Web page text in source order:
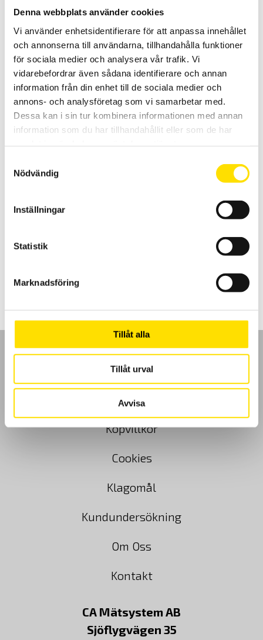
Denna webbplats använder cookies
Vi använder enhetsidentifierare för att anpassa innehållet
och annonserna till användarna, tillhandahålla funktioner
för sociala medier och analysera vår trafik. Vi
vidarebefordrar även sådana identifierare och annan
information från din enhet till de sociala medier och
annons- och analysföretag som vi samarbetar med.
Dessa kan i sin tur kombinera informationen med annan
information som du har tillhandahållit eller som de har
Nödvändig
Inställningar
Statistik
Marknadsföring
Tillåt alla
Tillåt urval
Avvisa
loggerfunktion
mätande multimetrar med IP67 vattentät klassning. Med
lågimpedansområde för mätning av spänning. Dessutom extra
funktioner som grafisk färgskärm med loggerfunktion och
vågformsvisning av signalen.
8,590.00kr– 9,390.00kr Prisintervall:
8,590.00 kr
till
9,390.00 kr
LÄS MER
MTX3290 & MTX3291 ASYC IV med dubbeldisplay
GDPR
Köpvillkor
Cookies
Klagomål
Kundundersökning
Om Oss
Kontakt
CA Mätsystem AB
Sjöflygvägen 35